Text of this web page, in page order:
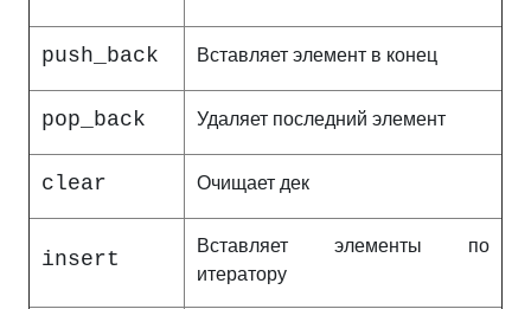
push_back Вставляет элемент в конец
pop_back Удаляет последний элемент
clear Очищает дек
insert
Вставляет элементы по
итератору